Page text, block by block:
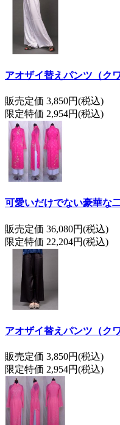
アオザイ替えパンツ（ク
販売定価 3,850円(税込)
限定特価 2,954円(税込)
可愛いだけでない豪華な
販売定価 36,080円(税込)
限定特価 22,204円(税込)
アオザイ替えパンツ（ク
販売定価 3,850円(税込)
限定特価 2,954円(税込)